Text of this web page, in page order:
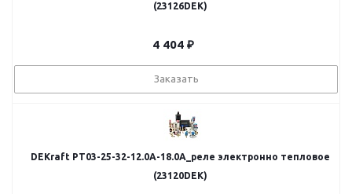
(23126DEK)
4 404 ₽
Заказать
DEKraft РТ03-25-32-12.0A-18.0A_реле электронно тепловое
(23120DEK)